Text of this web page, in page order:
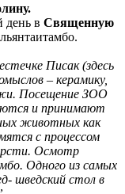
день в Священную
Писак (здесь
– керамику,
Посещение ЗОО
и принимают
животных как
с процессом
Осмотр
Одного из самых
шведский стол в